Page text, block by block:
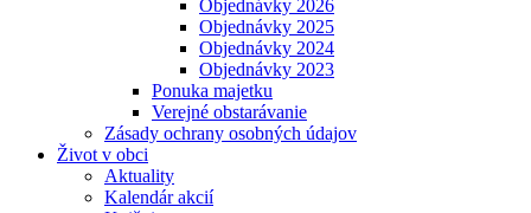
Objednávky 2026
Objednávky 2025
Objednávky 2024
Objednávky 2023
Ponuka majetku
Verejné obstarávanie
Zásady ochrany osobných údajov
Život v obci
Aktuality
Kalendár akcií